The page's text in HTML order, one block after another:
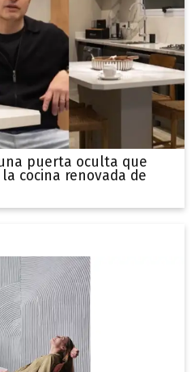
puerta oculta que
cocina renovada de